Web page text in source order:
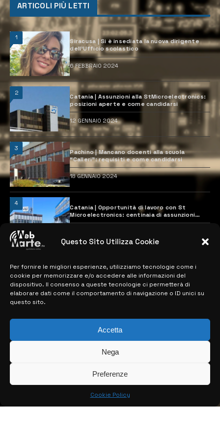
Questo Sito Utilizza Cookie
Per fornire le migliori esperienze, utilizziamo tecnologie come i
cookie per memorizzare e/o accedere alle informazioni del
dispositivo. Il consenso a queste tecnologie ci permetterà di
elaborare dati come il comportamento di navigazione o ID unici su
questo sito.
Accetta
Nega
Preferenze
Cookie Policy
ARTICOLI PIÙ LETTI
1
Siracusa | Si è insediata la nuova dirigente
dell’Ufficio scolastico
6 FEBBRAIO 2024
2
Catania | Assunzioni alla StMicroelectronics:
posizioni aperte e come candidarsi
12 GENNAIO 2024
3
Pachino | Mancano docenti alla scuola
“Calleri”: requisiti e come candidarsi
18 GENNAIO 2024
4
Catania | Opportunità di lavoro con St
Microelectronics: centinaia di assunzioni
previste
MAPPA DEL SITO
> NOTIZIE